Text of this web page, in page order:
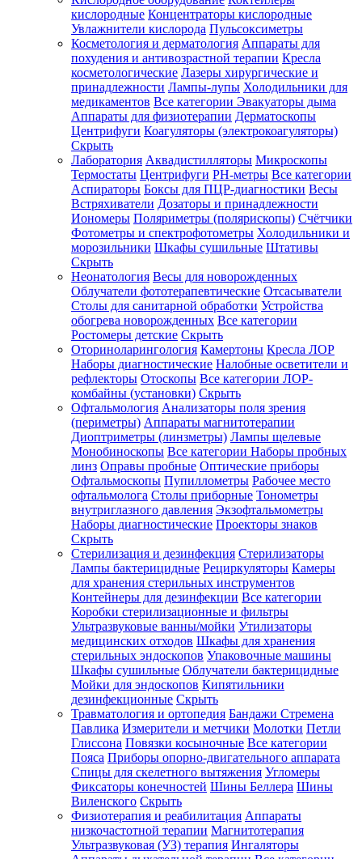
Зарегистрироваться
Зачем
регистрироваться?
Все
покупки
одном
месте
Личный
менеджер
Отслеживание
статуса
заказа
кислородные Концентраторы кислородные
Увлажнители кислорода Пульсоксиметры
Косметология и дерматология Аппараты для
похудения и антивозрастной терапии Кресла
косметологические Лазеры хирургические и
принадлежности Лампы-лупы Холодильники для
медикаментов Все категории Эвакуаторы дыма
Аппараты для физиотерапии Дерматоскопы
Центрифуги Коагуляторы (электрокоагуляторы)
Скрыть
Лаборатория Аквадистилляторы Микроскопы
Термостаты Центрифуги PH-метры Все категории
Аспираторы Боксы для ПЦР-диагностики Весы
Встряхиватели Дозаторы и принадлежности
Иономеры Поляриметры (полярископы) Счётчики
Фотометры и спектрофотометры Холодильники и
морозильники Шкафы сушильные Штативы
Скрыть
Неонатология Весы для новорожденных
Облучатели фототерапевтические Отсасыватели
Столы для санитарной обработки Устройства
обогрева новорожденных Все категории
Ростомеры детские Скрыть
Оториноларингология Камертоны Кресла ЛОР
Наборы диагностические Налобные осветители и
рефлекторы Отоскопы Все категории ЛОР-
комбайны (установки) Скрыть
Офтальмология Анализаторы поля зрения
(периметры) Аппараты магнитотерапии
Диоптриметры (линзметры) Лампы щелевые
Монобиноскопы Все категории Наборы пробных
линз Оправы пробные Оптические приборы
Офтальмоскопы Пупиллометры Рабочее место
офтальмолога Столы приборные Тонометры
внутриглазного давления Экзофтальмометры
Наборы диагностические Проекторы знаков
Скрыть
Стерилизация и дезинфекция Стерилизаторы
Лампы бактерицидные Рециркуляторы Камеры
для хранения стерильных инструментов
Контейнеры для дезинфекции Все категории
Коробки стерилизационные и фильтры
Ультразвуковые ванны/мойки Утилизаторы
медицинских отходов Шкафы для хранения
стерильных эндоскопов Упаковочные машины
Шкафы сушильные Облучатели бактерицидные
Мойки для эндоскопов Кипятильники
дезинфекционные Скрыть
Травматология и ортопедия Бандажи Стремена
Павлика Измерители и метчики Молотки Петли
Глиссона Повязки косыночные Все категории
Пояса Приборы опорно-двигательного аппарата
Спицы для скелетного вытяжения Угломеры
Фиксаторы конечностей Шины Беллера Шины
Виленского Скрыть
Физиотерапия и реабилитация Аппараты
низкочастотной терапии Магнитотерапия
Ультразвуковая (УЗ) терапия Ингаляторы